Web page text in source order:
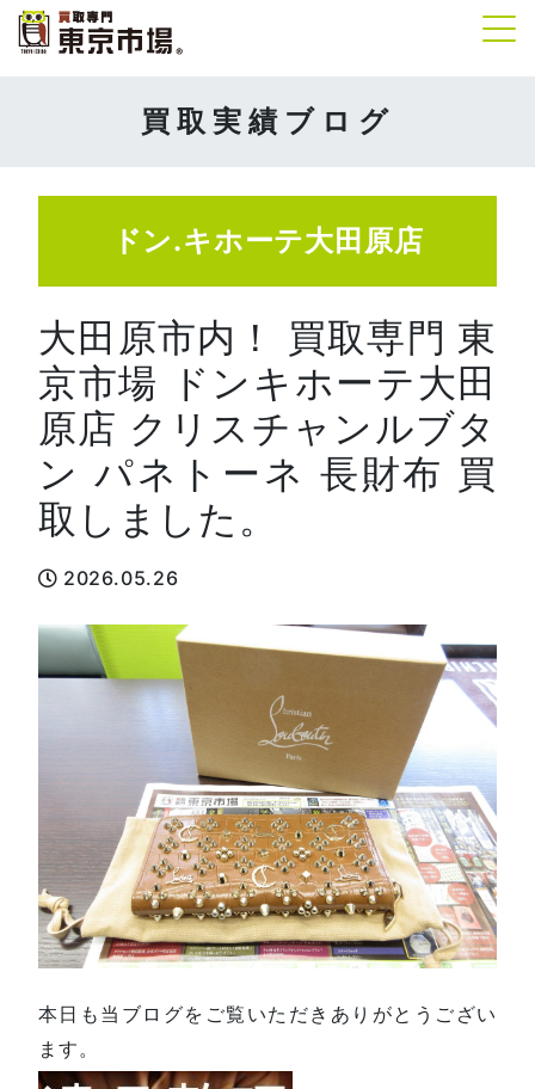
買取実績ブログ
ドン.キホーテ大田原店
大田原市内！ 買取専門 東
京市場 ドンキホーテ大田
原店 クリスチャンルブタ
ン パネトーネ 長財布 買
取しました。
2026.05.26
本日も当ブログをご覧いただきありがとうござい
ます。